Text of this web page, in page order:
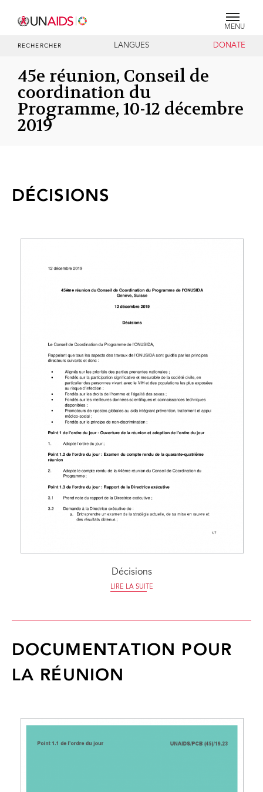
MENU
RECHERCHER LANGUES DONATE
45e réunion, Conseil de
coordination du
Programme, 10-12 décembre
2019
DÉCISIONS
Décisions
LIRE LA SUITE
DOCUMENTATION POUR
LA RÉUNION